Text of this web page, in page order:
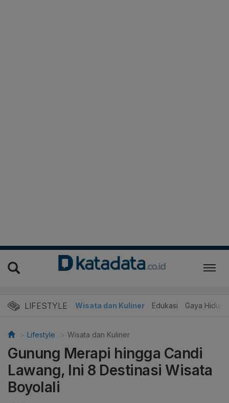
LIFESTYLE Wisata dan Kuliner Edukasi Gaya Hidup
Lifestyle Wisata dan Kuliner
Gunung Merapi hingga Candi
Lawang, Ini 8 Destinasi Wisata
Boyolali